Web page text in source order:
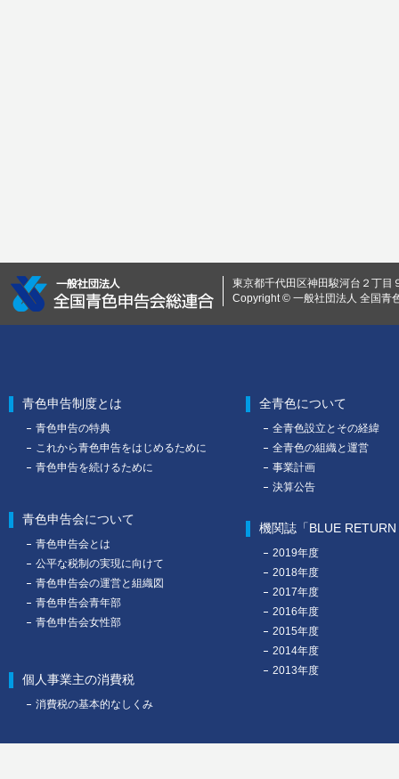
東京都千代田区神田駿河台２丁
Copyright © 一般社団法人 全国青
青色申告制度とは
青色申告の特典
これから青色申告をはじめるために
青色申告を続けるために
個人事業主の消費税
消費税の基本的なしくみ
青色申告会について
青色申告会とは
公平な税制の実現に向けて
青色申告会の運営と組織図
青色申告会青年部
青色申告会女性部
全青色について
全青色設立とその経緯
全青色の組織と運営
事業計画
決算公告
機関誌「BLUE
2019年度
2018年度
2017年度
2016年度
2015年度
2014年度
2013年度